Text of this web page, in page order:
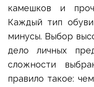
камешков и
Каждый тип
минусы. Выбор
дело личных
сложности
правило такое: